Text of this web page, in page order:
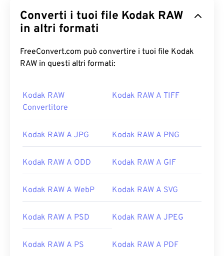
Converti i tuoi file Kodak RAW
in altri formati
FreeConvert.com può convertire i tuoi file Kodak
RAW in questi altri formati:
Kodak RAW
Convertitore
Kodak RAW A TIFF
Kodak RAW A JPG Kodak RAW A PNG
Kodak RAW A ODD Kodak RAW A GIF
Kodak RAW A WebP Kodak RAW A SVG
Kodak RAW A PSD Kodak RAW A JPEG
Kodak RAW A PS Kodak RAW A PDF